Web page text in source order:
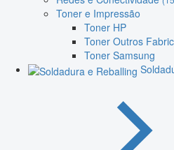
Toner e Impressão
Toner HP
Toner Outros
Toner Samsung